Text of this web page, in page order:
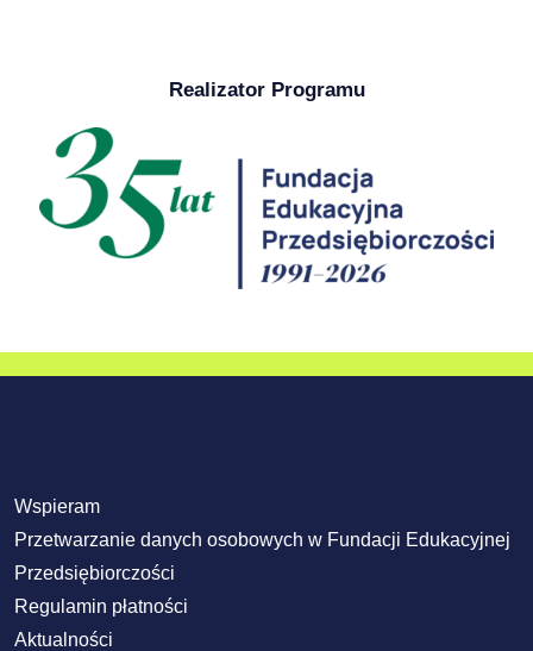
Realizator Programu
Wspieram
Przetwarzanie danych osobowych w Fundacji Edukacyjnej
Przedsiębiorczości
Regulamin płatności
Aktualności